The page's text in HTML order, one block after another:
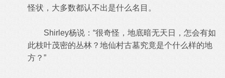
怪状，大多数都认不出是什么名目。
Shirley杨说：“很奇怪，地底暗无天日，怎会有如
此枝叶茂密的丛林？地仙村古墓究竟是个什么样的地
方？”